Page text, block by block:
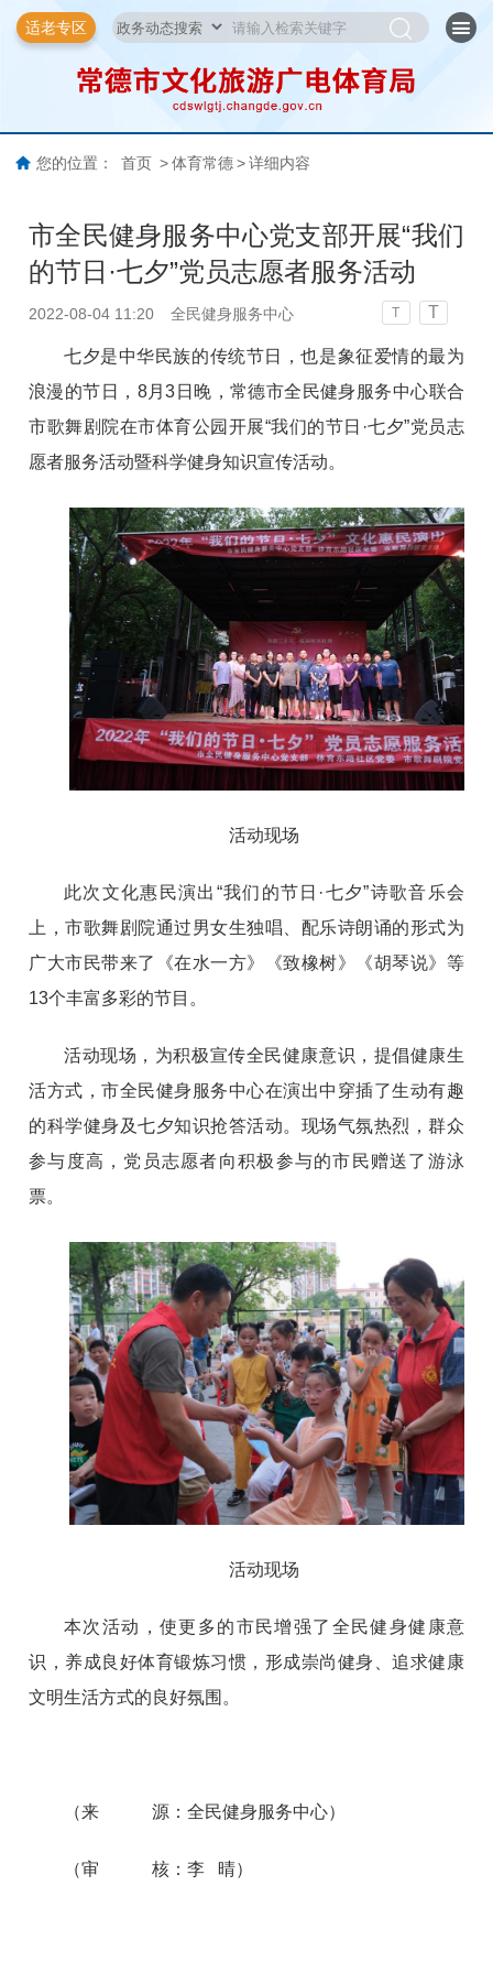
适老专区
您的位置： 首页 > 体育常德 > 详细内容
市全民健身服务中心党支部开展“我们
的节日·七夕”党员志愿者服务活动
2022-08-04 11:20 全民健身服务中心 T T
七夕是中华民族的传统节日，也是象征爱情的最为
浪漫的节日，8月3日晚，常德市全民健身服务中心联合
市歌舞剧院在市体育公园开展“我们的节日 ·七夕”党员志
愿者服务活动暨科学健身知识宣传活动。
活动现场
此次文化惠民演出“我们的节日·七夕”诗歌音乐会
上，市歌舞剧院通过男女生独唱、配乐诗朗诵的形式为
广大市民带来了《在水一方》《致橡树》《胡琴说》等
13个丰富多彩的节目。
活动现场，为积极宣传全民健康意识，提倡健康生
活方式，市全民健身服务中心在演出中穿插了生动有趣
的科学健身及七夕知识抢答活动。现场气氛热烈，群众
参与度高，党员志愿者向积极参与的市民赠送了游泳
票。
活动现场
本次活动，使更多的市民增强了全民健身健康意
识，养成良好体育锻炼习惯，形成崇尚健身、追求健康
文明生活方式的良好氛围。
（来 源：全民健身服务中心）
（审 核：李 晴）